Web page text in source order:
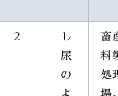
2
し
尿
の
よ
畜
料
処
場